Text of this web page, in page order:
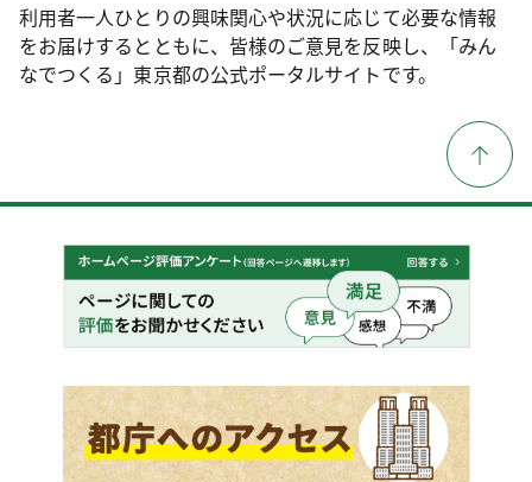
利用者一人ひとりの興味関心や状況に応じて必要な情報
をお届けするとともに、皆様のご意見を反映し、「みん
なでつくる」東京都の公式ポータルサイトです。